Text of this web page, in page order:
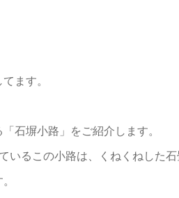
ます。
石塀小路」をご紹介します。
いるこの小路は、くねくねした